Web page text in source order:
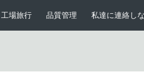
工場旅行 品質管理 私達に連絡し